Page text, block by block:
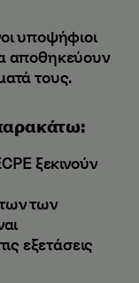
υποψήφιοι
αποθηκεύουν
τους.
ξεκινούν
των
εξετάσεις